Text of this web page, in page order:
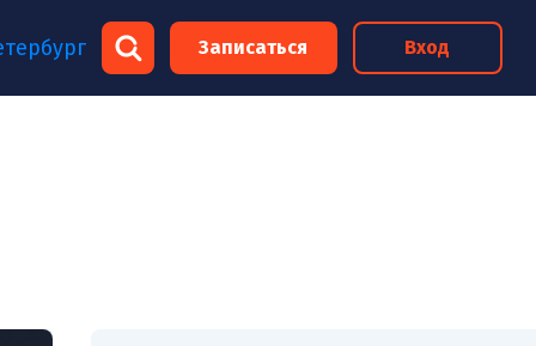
Записаться Вход
×